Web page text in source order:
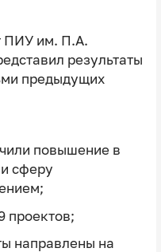
ПИУ им. П.А.
результаты
предыдущих
повышение в
сферу
проектов;
направлены на